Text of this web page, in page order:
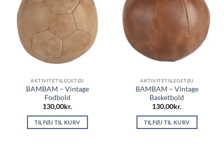
AKTIVITETSLEGETØJ
BAMBAM – Vintage
Fodbold
130,00kr.
TILFØJ TIL KURV
AKTIVITETSLEGETØJ
BAMBAM – Vintage
Basketbold
130,00kr.
TILFØJ TIL KURV